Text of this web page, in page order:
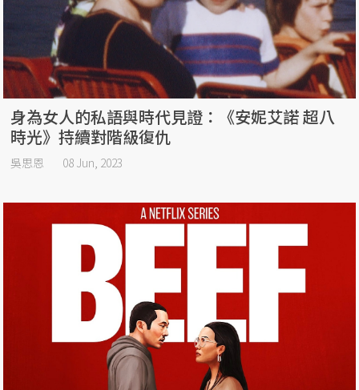
身為女人的私語與時代見證：《安妮艾諾 超八
時光》持續對階級復仇
吳思恩 08 Jun, 2023